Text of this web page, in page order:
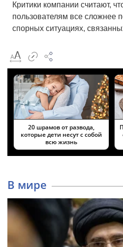
Критики компании считают,
пользователям все сложнее
спорных ситуациях,
20 шрамов от развода,
которые дети несут с собой
всю жизнь
В мире